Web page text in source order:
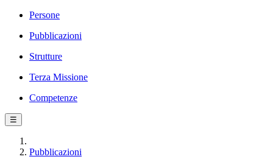
Persone
Pubblicazioni
Strutture
Terza Missione
Competenze
☰
Pubblicazioni